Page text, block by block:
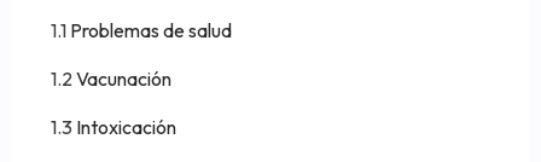
Problemas de salud
Vacunación
Intoxicación